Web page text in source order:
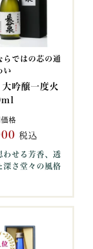
らではの芯の通
い
吟醸一度火
格
税込
わせる芳香、透
深さ堂々の風格